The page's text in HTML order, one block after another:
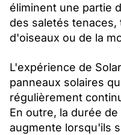
éliminent une partie
des saletés
d'oiseaux ou de la
L'expérience de
panneaux solaires
régulièrement
En outre, la durée
augmente lorsqu'ils